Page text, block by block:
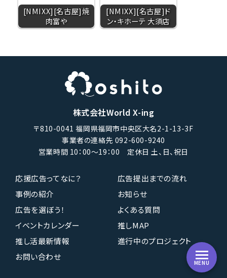
[NMIXX][名古屋]焼
肉富や
[NMIXX][名古屋]ド
ン・キホーテ 大須店
株式会社World X-ing
〒810-0041 福岡県福岡市中央区大名2-1-13-3F
事業者の連絡先 092-600-9240
営業時間 10：00〜19：00 定休日 土、日、祝日
MENU
応援広告ってなに？
広告提出までの流れ
事例の紹介
お知らせ
広告を選ぼう！
よくある質問
イベントカレンダー
推しMAP
推し活最新情報
進行中のプロジェクト
お問い合わせ